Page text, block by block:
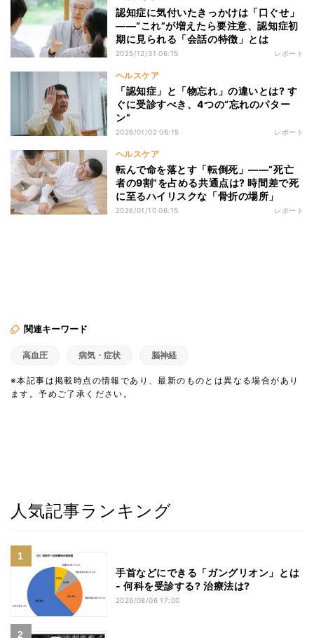
認知症に気付いたきっかけは「口ぐせ」
――“これ”が増えたら要注意、認知症初
期に見られる「会話の特徴」とは
2025/12/31 06:15 レポート
ヘルスケア
「認知症」と「物忘れ」の違いとは? す
ぐに受診すべき、4つの“忘れのパター
ン”
2026/01/02 06:15 レポート
ヘルスケア
転んで命を落とす「転倒死」――“死亡
者の9割”を占める共通点は? 時間差で死
に至るハイリスクな「骨折の場所」
2026/01/10 06:15 レポート
関連キーワード
高血圧 病気・症状 脳神経
※本記事は掲載時点の情報であり、最新のものとは異なる場合があり
ます。予めご了承ください。
人気記事ランキング
手首などにできる「ガングリオン」とは
- 何科を受診する? 治療法は?
2026/08/06 17:00